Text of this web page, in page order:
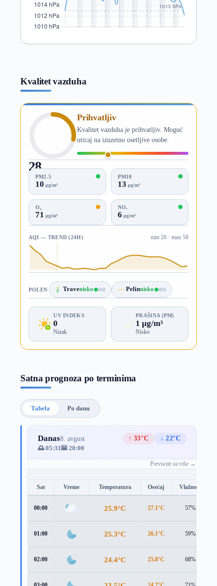
Kvalitet vazduha
28
AQI
Prihvatljiv
Kvalitet vazduha je prihvatljiv. Moguć
uticaj na izuzetno osetljive osobe.
PM2.5
10 µg/m³
PM10
13 µg/m³
O₃
71 µg/m³
NO₂
6 µg/m³
AQI — TREND (24H) min 26 · max 58
POLEN Travenisko Pelinnisko
UV INDEKS
0
Nizak
PRAŠINA (PM)
1 µg/m³
Nisko
Satna prognoza po terminima
Tabela Po danu
Danas8. avgust ↑ 33°C
↓ 22°C
🌅 05:31🌇 20:00
Prevucite za više →
Sat Vreme Temperatura Osećaj Vlažnost
00:00 25.9°C 27.1°C 57%
01:00 25.3°C 26.1°C 59%
02:00 24.4°C 25.8°C 68%